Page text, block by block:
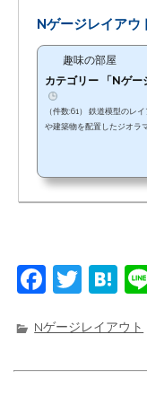
Nゲージレイアウ
趣味の部屋
カテゴリー 「Nゲー
（件数:61） 鉄道模型のレ
や建築物を配置したジオラ
F
c
e
T
it
t
H
e
n
Nゲージレイアウト